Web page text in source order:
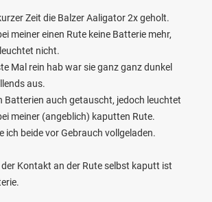
Zeit die Balzer Aaligator 2x geholt.
meiner einen Rute keine Batterie mehr,
nicht.
Mal rein hab war sie ganz ganz dunkel
aus.
Batterien auch getauscht, jedoch leuchtet
meiner (angeblich) kaputten Rute.
ich beide vor Gebrauch vollgeladen.
Kontakt an der Rute selbst kaputt ist